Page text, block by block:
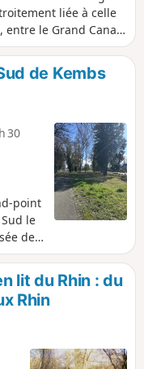
liée à celle
entre le Grand Canal
d'un étang ou
des ruisseaux,
de Kembs
30
point
le
de
puis
dulit du Rhin : du
Rhin